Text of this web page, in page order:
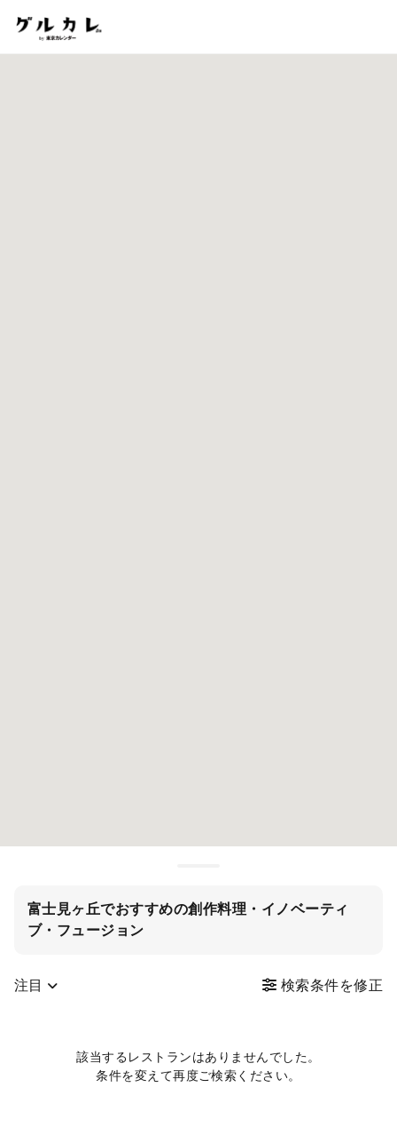
富士見ヶ丘でおすすめの創作料理・イノベーティ
ブ・フュージョン
注目 検索条件を修正
該当するレストランはありませんでした。
条件を変えて再度ご検索ください。